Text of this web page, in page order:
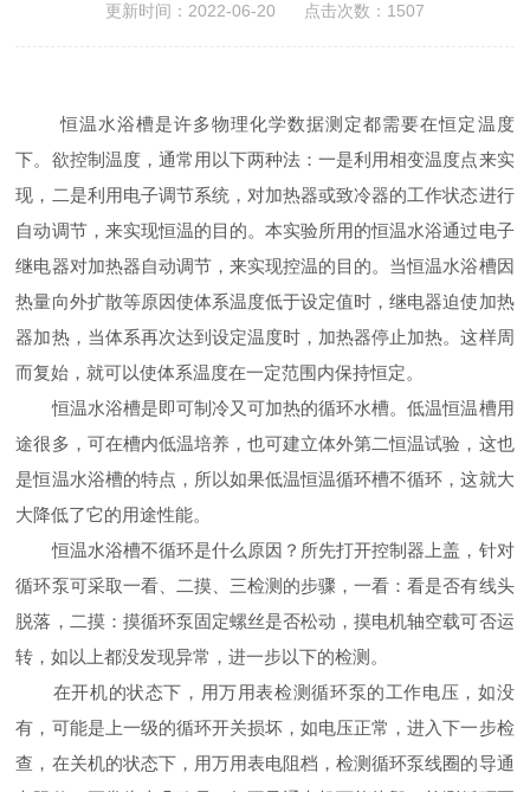
更新时间：2022-06-20 点击次数：1507
恒温水浴槽是许多物理化学数据测定都需要在恒定温度
下。欲控制温度，通常用以下两种法：一是利用相变温度点来实
现，二是利用电子调节系统，对加热器或致冷器的工作状态进行
自动调节，来实现恒温的目的。本实验所用的恒温水浴通过电子
继电器对加热器自动调节，来实现控温的目的。当恒温水浴槽因
热量向外扩散等原因使体系温度低于设定值时，继电器迫使加热
器加热，当体系再次达到设定温度时，加热器停止加热。这样周
而复始，就可以使体系温度在一定范围内保持恒定。
恒温水浴槽是即可制冷又可加热的循环水槽。低温恒温槽用
途很多，可在槽内低温培养，也可建立体外第二恒温试验，这也
是恒温水浴槽的特点，所以如果低温恒温循环槽不循环，这就大
大降低了它的用途性能。
恒温水浴槽不循环是什么原因？所先打开控制器上盖，针对
循环泵可采取一看、二摸、三检测的步骤，一看：看是否有线头
脱落，二摸：摸循环泵固定螺丝是否松动，摸电机轴空载可否运
转，如以上都没发现异常，进一步以下的检测。
在开机的状态下，用万用表检测循环泵的工作电压，如没
有，可能是上一级的循环开关损坏，如电压正常，进入下一步检
查，在关机的状态下，用万用表电阻档，检测循环泵线圈的导通